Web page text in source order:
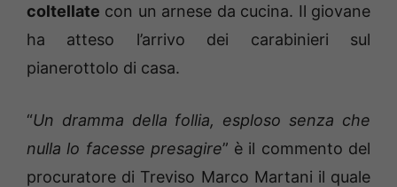
coltellate con un arnese da cucina. Il giovane
ha atteso l’arrivo dei carabinieri sul
pianerottolo di casa.
“Un dramma della follia, esploso senza che
nulla lo facesse presagire” è il commento del
procuratore di Treviso Marco Martani il quale